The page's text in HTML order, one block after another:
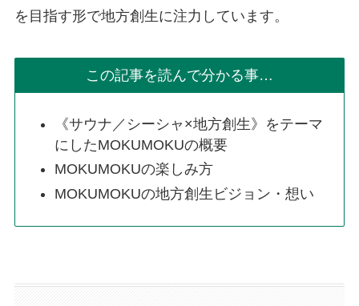
を目指す形で地方創生に注力しています。
この記事を読んで分かる事…
《サウナ／シーシャ×地方創生》をテーマ
にしたMOKUMOKUの概要
MOKUMOKUの楽しみ方
MOKUMOKUの地方創生ビジョン・想い